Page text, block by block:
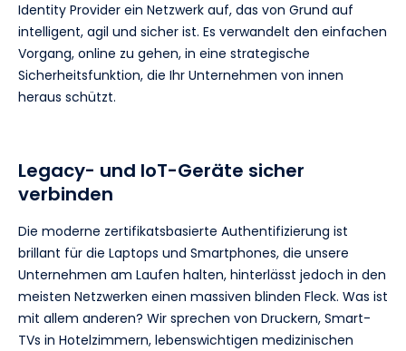
Identity Provider ein Netzwerk auf, das von Grund auf
intelligent, agil und sicher ist. Es verwandelt den einfachen
Vorgang, online zu gehen, in eine strategische
Sicherheitsfunktion, die Ihr Unternehmen von innen
heraus schützt.
Legacy- und IoT-Geräte sicher
verbinden
Die moderne zertifikatsbasierte Authentifizierung ist
brillant für die Laptops und Smartphones, die unsere
Unternehmen am Laufen halten, hinterlässt jedoch in den
meisten Netzwerken einen massiven blinden Fleck. Was ist
mit allem anderen? Wir sprechen von Druckern, Smart-
TVs in Hotelzimmern, lebenswichtigen medizinischen